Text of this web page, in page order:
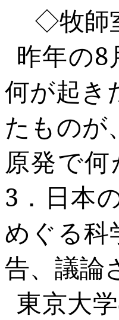
◇牧師
昨年の8
何が起き
たものが
原発で
3 ．日本
めぐる科
告、議論
東京大